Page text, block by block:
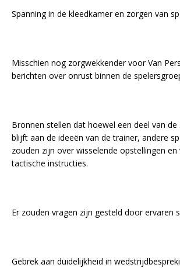
Spanning in de kleedkamer en zorgen van
Misschien nog zorgwekkender voor Van
berichten over onrust binnen de
Bronnen stellen dat hoewel een deel van
blijft aan de ideeën van de trainer, andere
zouden zijn over wisselende opstellingen en
tactische instructies.
Er zouden vragen zijn gesteld door ervaren
Gebrek aan duidelijkheid in